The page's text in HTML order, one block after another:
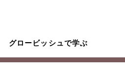
グロービッシュで学ぶ